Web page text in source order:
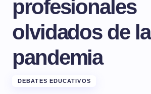
profesionales
olvidados de la
pandemia
DEBATES EDUCATIVOS